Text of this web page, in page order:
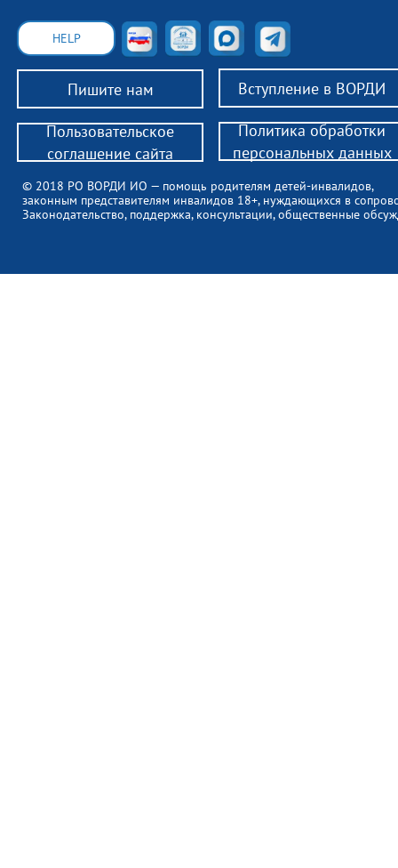
Пишите нам Вступление в ВОРДИ
© 2018 РО ВОРДИ ИО — помощь родителям детей-инвалидов,
законным представителям инвалидов 18+, нуждающихся в
Законодательство, поддержка, консультации, общественные
HELP
Пользовательское
соглашение сайта
Политика обработки
персональных данных